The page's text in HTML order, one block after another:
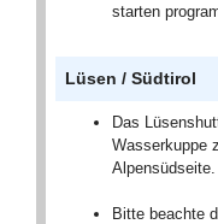
starten
Lüsen / Südtirol
Das
Wasserkuppe
Alpensüdseite.
Bitte beachte